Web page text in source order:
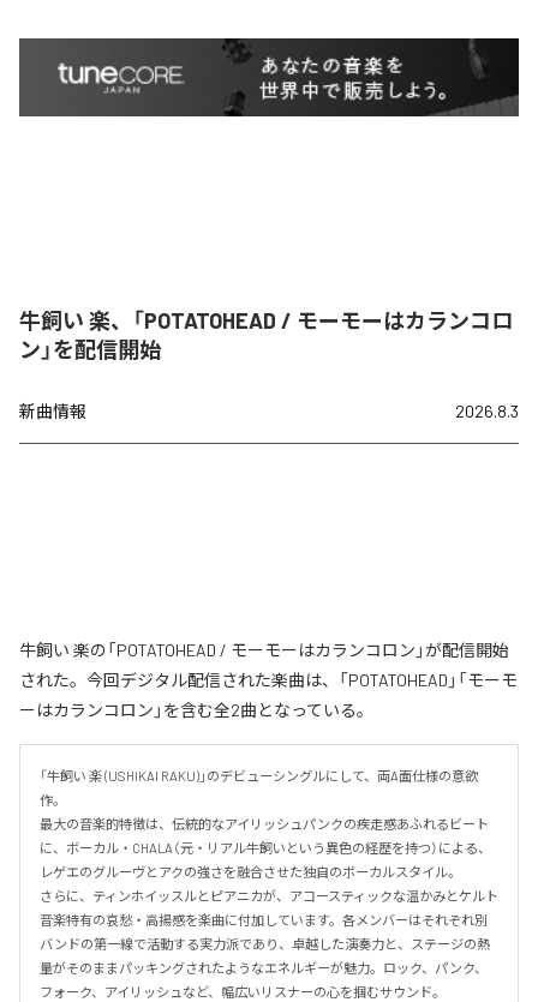
牛飼い 楽、「POTATOHEAD / モーモーはカランコロ
ン」を配信開始
新曲情報 2026.8.3
牛飼い 楽の「POTATOHEAD / モーモーはカランコロン」が配信開始
された。今回デジタル配信された楽曲は、「POTATOHEAD」「モーモ
ーはカランコロン」を含む全2曲となっている。
「牛飼い 楽 (USHIKAI RAKU)」のデビューシングルにして、両A面仕様の意欲
作。
最大の音楽的特徴は、伝統的なアイリッシュパンクの疾走感あふれるビート
に、ボーカル・CHALA（元・リアル牛飼いという異色の経歴を持つ）による、
レゲエのグルーヴとアクの強さを融合させた独自のボーカルスタイル。
さらに、ティンホイッスルとピアニカが、アコースティックな温かみとケルト
音楽特有の哀愁・高揚感を楽曲に付加しています。各メンバーはそれぞれ別
バンドの第一線で活動する実力派であり、卓越した演奏力と、ステージの熱
量がそのままパッキングされたようなエネルギーが魅力。ロック、パンク、
フォーク、アイリッシュなど、幅広いリスナーの心を掴むサウンド。